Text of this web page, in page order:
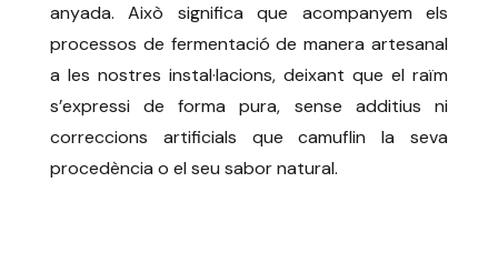
anyada. Això significa que acompanyem els
processos de fermentació de manera artesanal
a les nostres instal·lacions, deixant que el raïm
s’expressi de forma pura, sense additius ni
correccions artificials que camuflin la seva
procedència o el seu sabor natural.